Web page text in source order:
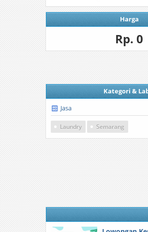
Harga
Rp. 0
Kategori &
Jasa
Laundry Semarang